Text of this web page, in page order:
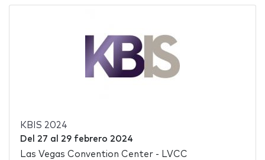
KBIS 2024
Del 27 al 29 febrero 2024
Las Vegas Convention Center - LVCC